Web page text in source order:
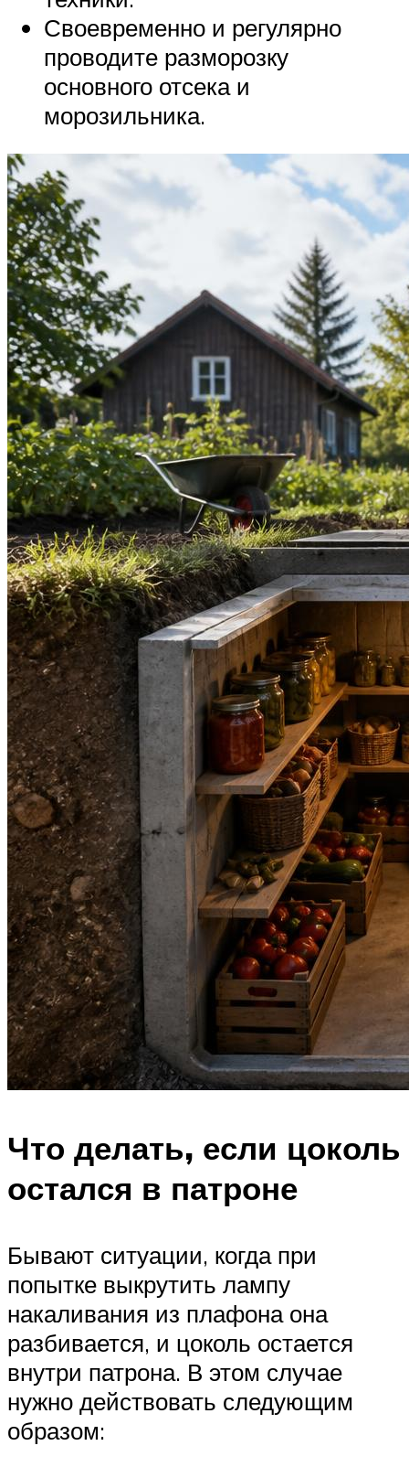
Своевременно и регулярно
проводите разморозку
основного отсека и
морозильника.
Что делать, если цоколь
остался в патроне
Бывают ситуации, когда при
попытке выкрутить лампу
накаливания из плафона она
разбивается, и цоколь остается
внутри патрона. В этом случае
нужно действовать следующим
образом: